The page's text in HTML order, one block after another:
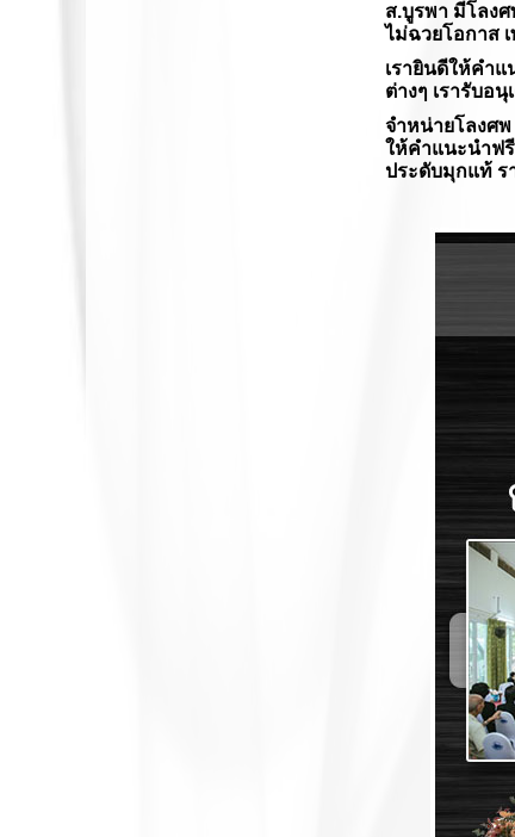
ส.บูรพา มีโลง
ไม่ฉวยโอกาส
เรายินดีให้คำ
ต่างๆ เรารับอ
จำหน่ายโลงศ
ให้คำแนะนำฟ
ประดับมุกแท้ ร